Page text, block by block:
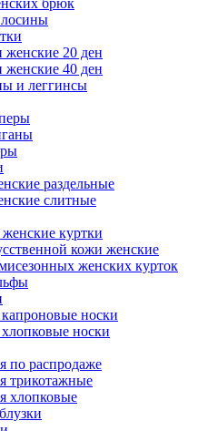
брюк
женские 20 ден
женские 40 ден
и леггинсы
раздельные
слитные
куртки
кожи женские
женских курток
носки
носки
по распродаже
трикотажные
хлопковые